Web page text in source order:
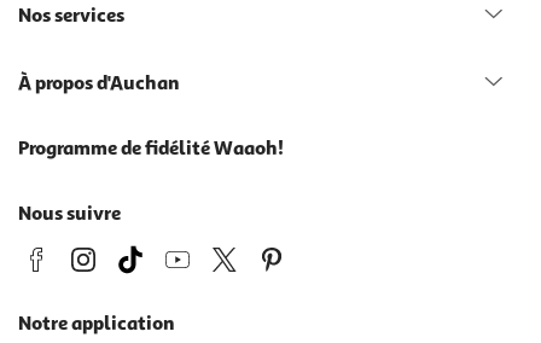
Nos services
À propos d'Auchan
Programme de fidélité Waaoh!
Nous suivre
Notre application